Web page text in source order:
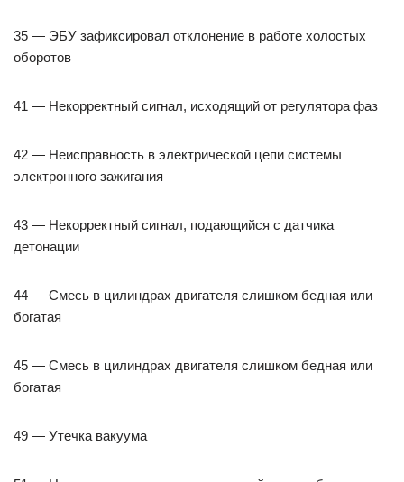
35 — ЭБУ зафиксировал отклонение в работе холостых
оборотов
41 — Некорректный сигнал, исходящий от регулятора фаз
42 — Неисправность в электрической цепи системы
электронного зажигания
43 — Некорректный сигнал, подающийся с датчика
детонации
44 — Смесь в цилиндрах двигателя слишком бедная или
богатая
45 — Смесь в цилиндрах двигателя слишком бедная или
богатая
49 — Утечка вакуума